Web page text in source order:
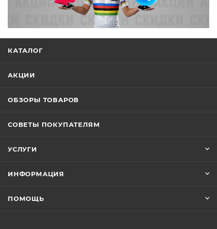
КАТАЛОГ
АКЦИИ
ОБЗОРЫ ТОВАРОВ
СОВЕТЫ ПОКУПАТЕЛЯМ
УСЛУГИ
ИНФОРМАЦИЯ
ПОМОЩЬ